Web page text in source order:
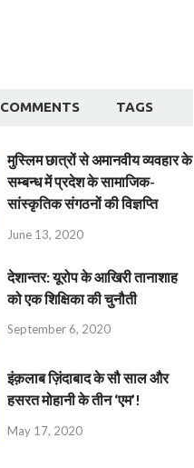
COMMENTS TAGS
मुस्लिम छात्रों से अमानवीय व्यवहार के
सम्बन्ध में प्रदेश के सामाजिक-
सांस्कृतिक संगठनों की विज्ञप्ति
June 13, 2020
देशान्‍तर: यूरोप के आखिरी तानाशाह
को एक शिक्षिका की चुनौती
September 6, 2020
इंक़लाब ज़िंदाबाद के सौ साल और
हसरत मोहानी के तीन ‘एम’!
May 17, 2020